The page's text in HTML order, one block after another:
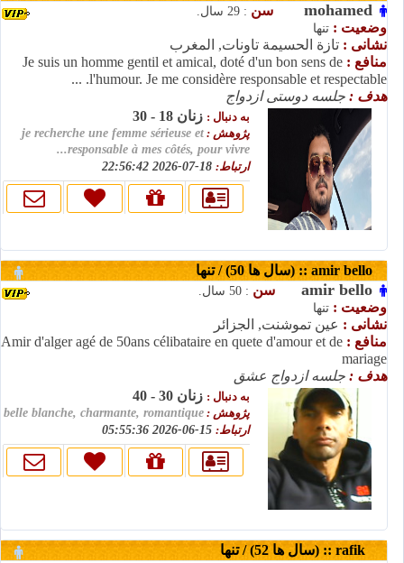
mohamed سن : 29 سال.
وضعیت : تنها
نشانی : تازة الحسيمة تاونات, المغرب
منافع : Je suis un homme gentil et amical, doté d'un bon sens de
l'humour. Je me considère responsable et respectable. ...
هدف : جلسه دوستی ازدواج
به دنبال : زنان 18 - 30
پژوهش : je recherche une femme sérieuse et
responsable à mes côtés, pour vivre...
ارتباط:
amir bello :: (سال ها 50) / تنها
amir bello سن : 50 سال.
وضعیت : تنها
نشانی : عين تموشنت, الجزائر
منافع : Amir d'alger agé de 50ans célibataire en quete d'amour et de
mariage
هدف : جلسه ازدواج عشق
به دنبال : زنان 30 - 40
پژوهش : belle blanche, charmante, romantique
ارتباط:
rafik :: (سال ها 52) / تنها